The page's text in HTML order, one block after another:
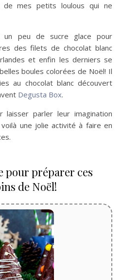
mes petits loulous qui ne
un peu de sucre glace pour
des filets de chocolat blanc
et enfin les derniers se
boules colorées de Noël! Il
au chocolat blanc découvert
Degusta Box.
laisser parler leur imagination
une jolie activité à faire en
pour préparer ces
de Noël!